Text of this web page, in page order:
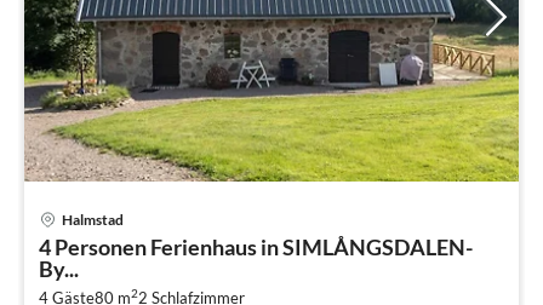
Halmstad
4 Personen Ferienhaus in SIMLÅNGSDALEN-
By...
4 Gäste80 m22 Schlafzimmer